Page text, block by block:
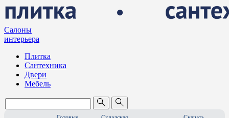
Салоны
интерьера
Плитка
Сантехника
Двери
Мебель